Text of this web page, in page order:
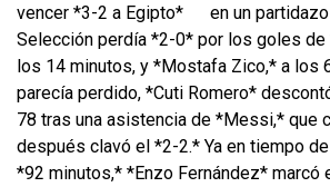
vencer *3-2 a Egipto*
en un
Selección perdía *2-0* por los goles de
los 14 minutos, y *Mostafa Zico,* a los
parecía perdido, *Cuti Romero*
78 tras una asistencia de *Messi,* que
después clavó el *2-2.* Ya en tiempo
*92 minutos,* *Enzo Fernández* marcó